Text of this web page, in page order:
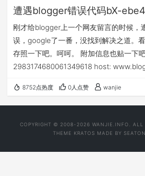
遭遇blogger错误代码bX-
刚才给blogger上一个网友留言的时候，
误，google了一番，没找到解决之道。
存照一下吧。呵呵。 附加信息也贴一下
2983174680061349618 host:
8752点热度 0人点赞 wanjie
COPYRIGHT © 2008-2026 WANJIE.INFO. ALL
THEME KRATOS MADE BY